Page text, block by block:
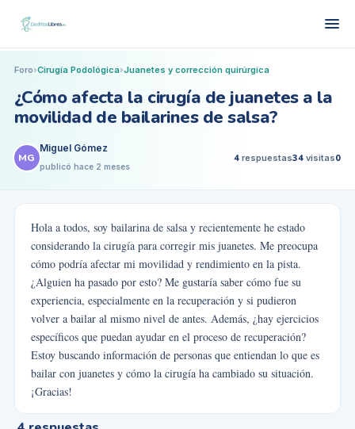
Foro›Cirugía Podológica›Juanetes y corrección quirúrgica
¿Cómo afecta la cirugía de juanetes a la
movilidad de bailarines de salsa?
MG
Miguel Gómez
publicó hace 2 meses
4 respuestas34 visitas0
Hola a todos, soy bailarina de salsa y recientemente he estado
considerando la cirugía para corregir mis juanetes. Me preocupa
cómo podría afectar mi movilidad y rendimiento en la pista.
¿Alguien ha pasado por esto? Me gustaría saber cómo fue su
experiencia, especialmente en la recuperación y si pudieron
volver a bailar al mismo nivel de antes. Además, ¿hay ejercicios
específicos que puedan ayudar en el proceso de recuperación?
Estoy buscando información de personas que entiendan lo que es
bailar con juanetes y cómo la cirugía ha cambiado su situación.
¡Gracias!